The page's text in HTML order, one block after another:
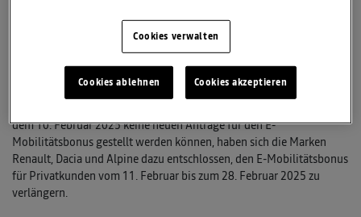
vom E-Mobilitätsbonus
Bei leichten Nutzfahrzeugen wird Renault die staatliche E-
Renault Österreich setzt ein starkes Zeichen für die Elektromobilität.
dem 10. Februar 2025 keine neuen Anträge für den E-
Mobilitätsbonus gestellt werden können, haben sich die Marken
Renault, Dacia und Alpine dazu entschlossen, den E-Mobilitätsbonus
für Privatkunden vom 11. Februar bis zum 28. Februar 2025 zu
verlängern.
Cookies verwalten
Cookies ablehnen Cookies akzeptieren